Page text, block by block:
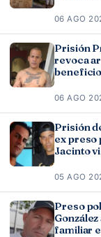
06 AGO
Prisión
revoca
06 AGO
Prisión
ex preso
Jacinto
Fonseca
05 AGO
Preso
familiar